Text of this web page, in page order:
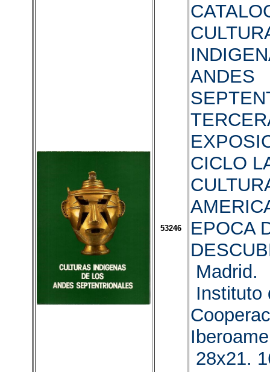
53246
ANDES
CICLO
EPOCA
Madrid.
Instituto
28x21.